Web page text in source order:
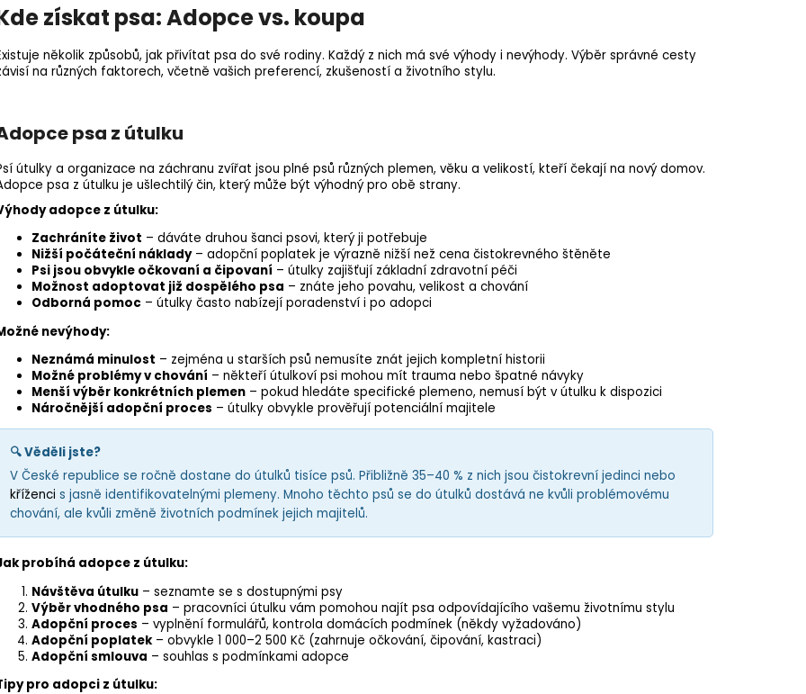
získat psa: Adopce vs. koupa
několik způsobů, jak přivítat psa do své rodiny. Každý z nich má své výhody i nevýhody. Výběr správné cesty
na různých faktorech, včetně vašich preferencí, zkušeností a životního stylu.
psa z útulku
útulky a organizace na záchranu zvířat jsou plné psů různých plemen, věku a velikostí, kteří čekají na nový domov.
psa z útulku je ušlechtilý čin, který může být výhodný pro obě strany.
adopce z útulku:
Zachráníte život – dáváte druhou šanci psovi, který ji potřebuje
Nižší počáteční náklady– adopční poplatek je výrazně nižší než cena čistokrevného štěněte
Psi jsou obvykle očkovaní a čipovaní – útulky zajišťují základní zdravotní péči
Možnost adoptovat již dospělého psa – znáte jeho povahu, velikost a chování
Odborná pomoc – útulky často nabízejí poradenství i po adopci
nevýhody:
Neznámá minulost – zejména u starších psů nemusíte znát jejich kompletní historii
Možné problémy v chování – někteří útulkoví psi mohou mít trauma nebo špatné návyky
Menší výběr konkrétních plemen – pokud hledáte specifické plemeno, nemusí být v útulku k dispozici
Náročnější adopční proces – útulky obvykle prověřují potenciální majitele
🔍 Věděli jste?
V České republice se ročně dostane do útulků tisíce psů. Přibližně 35–40 % z nich jsou čistokrevní jedinci nebo
kříženci s jasně identifikovatelnými plemeny. Mnoho těchto psů se do útulků dostává ne kvůli problémovému
chování, ale kvůli změně životních podmínek jejich majitelů.
probíhá adopce z útulku:
Návštěva útulku – seznamte se s dostupnými psy
Výběr vhodného psa – pracovníci útulku vám pomohou najít psa odpovídajícího vašemu životnímu stylu
Adopční proces – vyplnění formulářů, kontrola domácích podmínek (někdy vyžadováno)
Adopční poplatek– obvykle 1 000–2 500 Kč (zahrnuje očkování, čipování, kastraci)
Adopční smlouva – souhlas s podmínkami adopce
pro adopci z útulku: